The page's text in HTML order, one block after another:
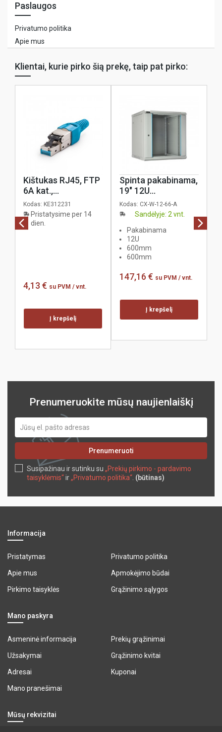
Paslaugos
Privatumo politika
Apie mus
Klientai, kurie pirko šią prekę, taip pat pirko:
Kištukas RJ45, FTP
6A kat.,
užspaudžiamas be
įrankio, FM45,
KELine
Kodas: KE312231
Pristatysime per 14
dien.
4,13 € su PVM / vnt.
Į krepšelį
Spinta pakabinama,
19" 12U
600x600mm, IP20,
stiklinės durys,
pilka, coreX
Kodas: CX-W-12-66-A
Sandėlyje: 2 vnt.
Pakabinama
12U
600mm
600mm
147,16 € su PVM / vnt.
Į krepšelį
Prenumeruokite mūsų naujienlaiškį
Prenumeruoti
Susipažinau ir sutinku su „Prekių pirkimo - pardavimo
taisyklėmis“ir„Privatumo politika“. (būtinas)
Informacija
Pristatymas Privatumo politika
Apie mus Apmokėjimo būdai
Pirkimo taisyklės Grąžinimo sąlygos
Mano paskyra
Asmeninė informacija Prekių grąžinimai
Užsakymai Grąžinimo kvitai
Adresai Kuponai
Mano pranešimai
Mūsų rekvizitai